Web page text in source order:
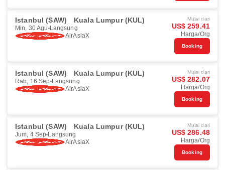
Istanbul (SAW) Kuala Lumpur (KUL)
Min, 30 Agu Langsung
AirAsiaX
Mulai dari
US$ 259.41
Harga/Org
Booking
Istanbul (SAW) Kuala Lumpur (KUL)
Rab, 16 Sep Langsung
AirAsiaX
Mulai dari
US$ 282.07
Harga/Org
Booking
Istanbul (SAW) Kuala Lumpur (KUL)
Jum, 4 Sep Langsung
AirAsiaX
Mulai dari
US$ 286.48
Harga/Org
Booking